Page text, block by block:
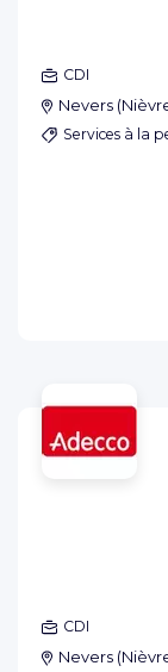
CDI
Nevers (
Services à la
CDI
Nevers (